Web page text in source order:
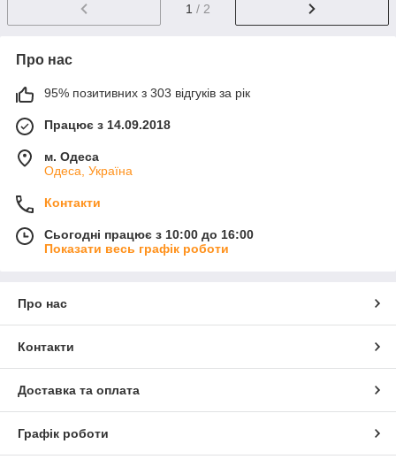
1 / 2
Про нас
95% позитивних з 303 відгуків за рік
Працює з 14.09.2018
м. Одеса
Одеса, Україна
Контакти
Сьогодні працює з 10:00 до 16:00
Показати весь графік роботи
Про нас
Контакти
Доставка та оплата
Графік роботи